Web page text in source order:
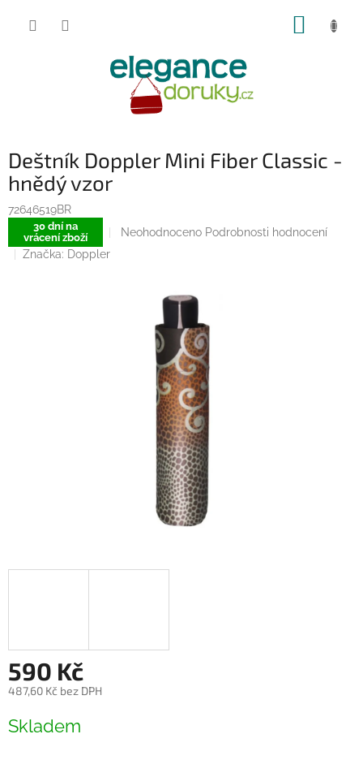
Deštník Doppler Mini Fiber Classic -
hnědý vzor
72646519BR
30 dní na
vrácení zboží
Průměrné
hvězdiček.
Neohodnoceno Podrobnosti hodnocení
Značka: Doppler
590 Kč
487,60 Kč bez DPH
cena:
Skladem